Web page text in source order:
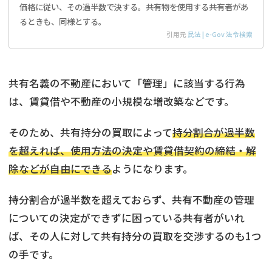
価格に従い、その過半数で決する。共有物を使用する共有者があ
るときも、同様とする。
引用元 民法 | e-Gov 法令検索
共有名義の不動産において「管理」に該当する行為
は、賃貸借や不動産の小規模な増改築などです。
そのため、共有持分の買取によって持分割合が過半数
を超えれば、使用方法の決定や賃貸借契約の締結・解
除などが自由にできるようになります。
持分割合が過半数を超えておらず、共有不動産の管理
についての決定ができずに困っている共有者がいれ
ば、その人に対して共有持分の買取を交渉するのも1つ
の手です。